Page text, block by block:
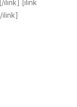
ilink] [ilink
ilink]